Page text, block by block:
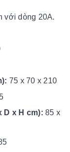
với dòng 20A.
75 x 70 x 210
D x H cm): 85 x